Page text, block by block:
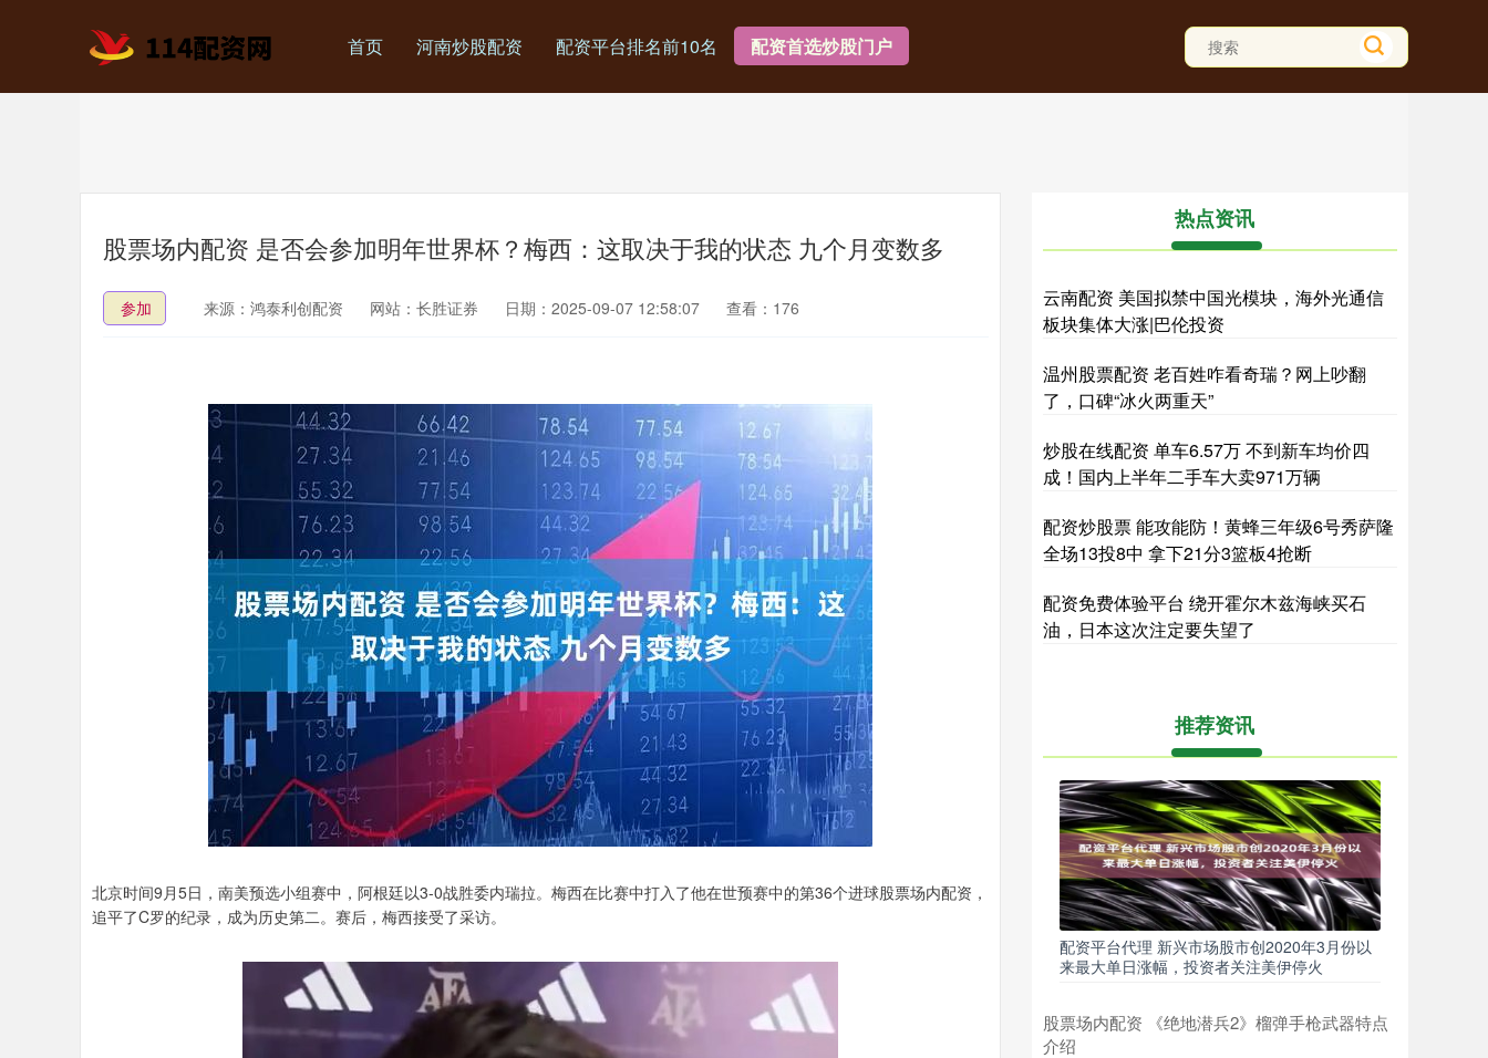
首页 河南炒股配资 配资平台排名前10名 配资首选炒股门户
股票场内配资 是否会参加明年世界杯？梅西：这取决于我的状态 九个月变数多
参加 来源：鸿泰利创配资 网站：长胜证券 日期：2025-09-07 12:58:07 查看：176
北京时间9月5日，南美预选小组赛中，阿根廷以3-0战胜委内瑞拉。梅西在比赛中打入了他在世预赛中的第36个进球股票场内配资，
追平了C罗的纪录，成为历史第二。赛后，梅西接受了采访。
热点资讯
云南配资 美国拟禁中国光模块，海外光通信
板块集体大涨|巴伦投资
温州股票配资 老百姓咋看奇瑞？网上吵翻
了，口碑“冰火两重天”
炒股在线配资 单车6.57万 不到新车均价四
成！国内上半年二手车大卖971万辆
配资炒股票 能攻能防！黄蜂三年级6号秀萨隆
全场13投8中 拿下21分3篮板4抢断
配资免费体验平台 绕开霍尔木兹海峡买石
油，日本这次注定要失望了
推荐资讯
配资平台代理 新兴市场股市创2020年3月份以
来最大单日涨幅，投资者关注美伊停火
股票场内配资 《绝地潜兵2》榴弹手枪武器特点
介绍